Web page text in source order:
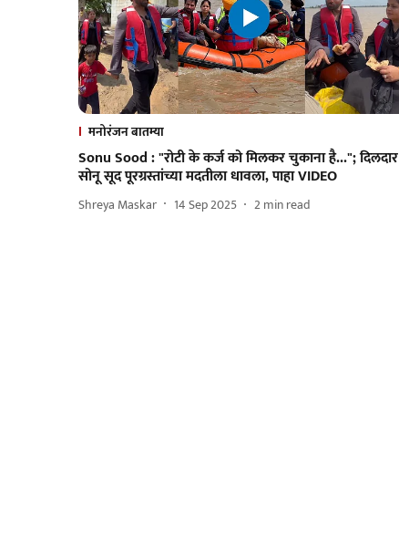
मनोरंजन बातम्या
Sonu Sood : "रोटी के कर्ज को मिलकर चुकाना है..."; दिलदार
सोनू सूद पूरग्रस्तांच्या मदतीला धावला, पाहा VIDEO
Shreya Maskar 14 Sep 2025 2min read